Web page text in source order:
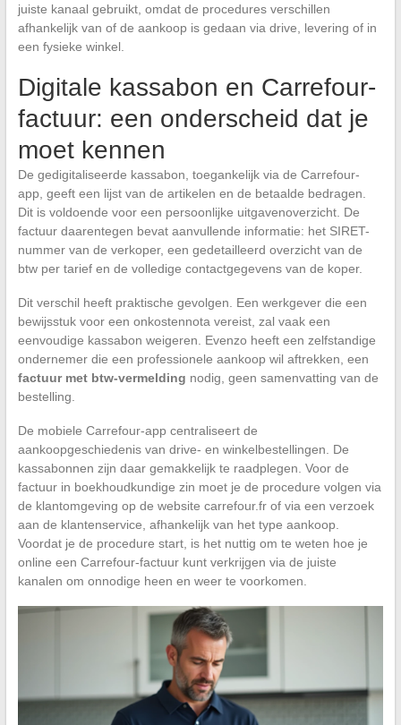
juiste kanaal gebruikt, omdat de procedures verschillen
afhankelijk van of de aankoop is gedaan via drive, levering of in
een fysieke winkel.
Digitale kassabon en Carrefour-
factuur: een onderscheid dat je
moet kennen
De gedigitaliseerde kassabon, toegankelijk via de Carrefour-
app, geeft een lijst van de artikelen en de betaalde bedragen.
Dit is voldoende voor een persoonlijke uitgavenoverzicht. De
factuur daarentegen bevat aanvullende informatie: het SIRET-
nummer van de verkoper, een gedetailleerd overzicht van de
btw per tarief en de volledige contactgegevens van de koper.
Dit verschil heeft praktische gevolgen. Een werkgever die een
bewijsstuk voor een onkostennota vereist, zal vaak een
eenvoudige kassabon weigeren. Evenzo heeft een zelfstandige
ondernemer die een professionele aankoop wil aftrekken, een
factuur met btw-vermelding nodig, geen samenvatting van de
bestelling.
De mobiele Carrefour-app centraliseert de
aankoopgeschiedenis van drive- en winkelbestellingen. De
kassabonnen zijn daar gemakkelijk te raadplegen. Voor de
factuur in boekhoudkundige zin moet je de procedure volgen via
de klantomgeving op de website carrefour.fr of via een verzoek
aan de klantenservice, afhankelijk van het type aankoop.
Voordat je de procedure start, is het nuttig om te weten hoe je
online een Carrefour-factuur kunt verkrijgen via de juiste
kanalen om onnodige heen en weer te voorkomen.